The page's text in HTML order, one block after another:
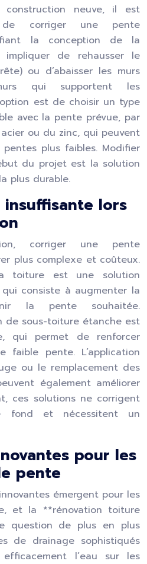
construction neuve, il est
de corriger une pente
la conception de la
de rehausser le
ou d’abaisser les murs
qui supportent les
est de choisir un type
avec la pente prévue, par
ou du zinc, qui peuvent
plus faibles. Modifier
du projet est la solution
plus durable.
lors
corriger une pente
plus complexe et coûteux.
toiture est une solution
consiste à augmenter la
la pente souhaitée.
de sous-toiture étanche est
qui permet de renforcer
faible pente. L’application
ou le remplacement des
également améliorer
ces solutions ne corrigent
fond et nécessitent un
pour les
pente
émergent pour les
et la **rénovation toiture
question de plus en plus
de drainage sophistiqués
efficacement l’eau sur les